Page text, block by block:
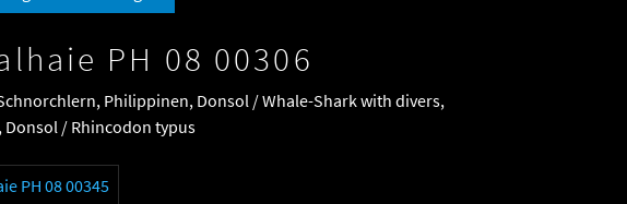
PH 08 00306
Philippinen, Donsol / Whale-Shark with divers,
Donsol / Rhincodon typus
PH 08 00345